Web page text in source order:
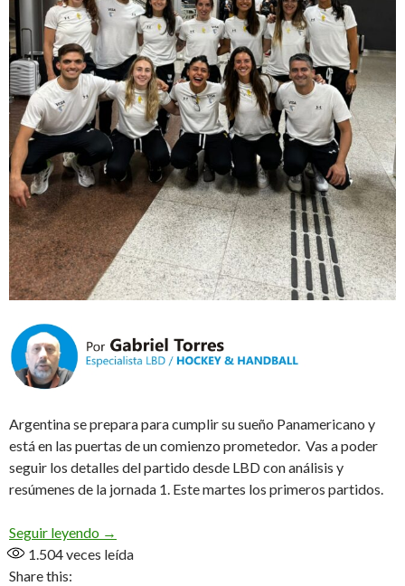
Argentina se prepara para cumplir su sueño Panamericano y
está en las puertas de un comienzo prometedor. Vas a poder
seguir los detalles del partido desde LBD con análisis y
resúmenes de la jornada 1. Este martes los primeros partidos.
Seguir leyendo En la puerta del sueño Panamericano
→
1.504veces leída
Share this: